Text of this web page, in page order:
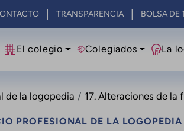
languageTRANSPARENCIA BOLSA DE
principal
El colegio Colegiados La
de la logopedia 17. Alteraciones de la
PROFESIONAL DE LA LOGOPEDIA